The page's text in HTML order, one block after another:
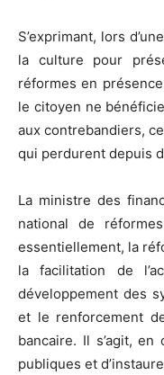
S’exprimant, lors
la culture pour
réformes en
le citoyen ne
aux contrebandiers,
qui perdurent depuis
La ministre des
national de
essentiellement, la
la facilitation de
développement des
et le renforcement
bancaire. Il s’agit,
publiques et